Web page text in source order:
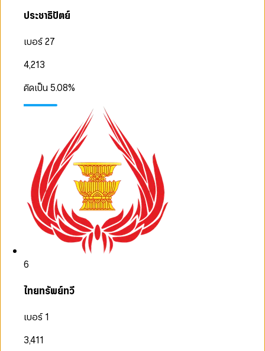
ประชาธิปัตย์
เบอร์ 27
4,213
คิดเป็น 5.08%
6
ไทยทรัพย์ทวี
เบอร์ 1
3,411